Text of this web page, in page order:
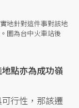
地針對這件事對該地
圖為台中火車站後
點亦為成功嶺
行性，那該遷